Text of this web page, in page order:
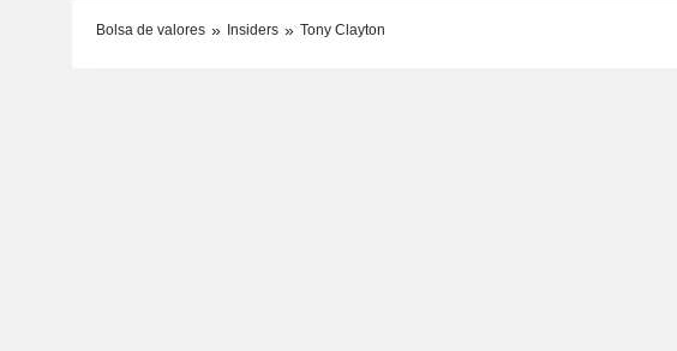
Bolsa de valores Insiders Tony Clayton